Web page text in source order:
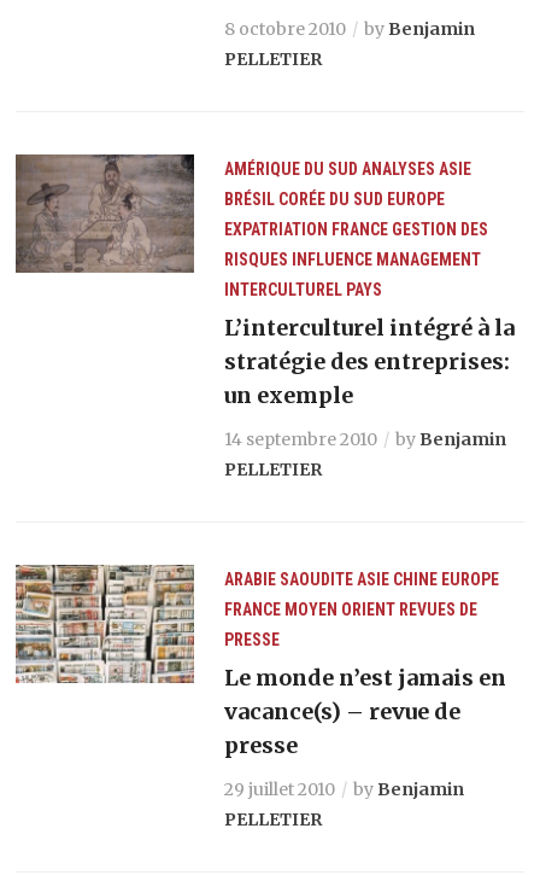
8 octobre 2010 by Benjamin
PELLETIER
AMÉRIQUE DU SUD ANALYSES ASIE
BRÉSIL CORÉE DU SUD EUROPE
EXPATRIATION FRANCE GESTION DES
RISQUES
INFLUENCE MANAGEMENT
INTERCULTUREL PAYS
L’interculturel intégré à la
stratégie des entreprises:
un exemple
14 septembre 2010 by Benjamin
PELLETIER
ARABIE SAOUDITEASIE CHINE EUROPE
FRANCE MOYEN ORIENT REVUES DE
PRESSE
Le monde n’est jamais en
vacance(s) – revue de
presse
29 juillet 2010 by Benjamin
PELLETIER